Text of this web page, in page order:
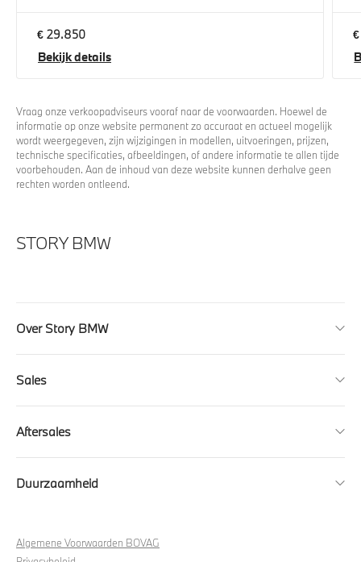
€ 29.850
Bekijk details
Vraag onze verkoopadviseurs vooraf naar de voorwaarden. Hoewel de
informatie op onze website permanent zo accuraat en actueel mogelijk
wordt weergegeven, zijn wijzigingen in modellen, uitvoeringen, prijzen,
technische specificaties, afbeeldingen, of andere informatie te allen tijde
voorbehouden. Aan de inhoud van deze website kunnen derhalve geen
rechten worden ontleend.
STORY BMW
Over Story BMW
Sales
Aftersales
Duurzaamheid
Algemene Voorwaarden BOVAG